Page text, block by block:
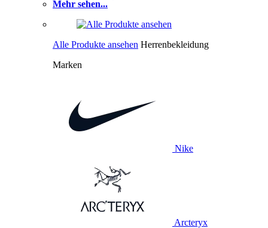
Mehr sehen...
Alle Produkte ansehen Herrenbekleidung
Marken
Nike
Arcteryx